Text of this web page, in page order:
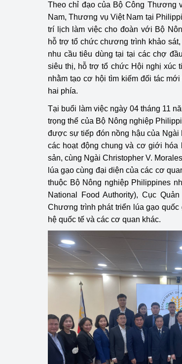
Bản tin
Phát
Phát
Tổ chức
Tái cơ
Quản lý
Sử dụng
hiệu quả
Khoa
tạo
Bảo vệ
Bảo vệ
Doanh
Xúc tiến
Thị
Thị
Theo chỉ đạo của Bộ Công Thương
Nam, Thương vụ Việt Nam tại
trí lịch làm việc cho đoàn với Bộ
hỗ trợ tổ chức chương trình khảo
nhu cầu tiêu dùng tại tại các chợ
siêu thị, hỗ trợ tổ chức Hội nghị xúc
nhằm tạo cơ hội tìm kiếm đối tác
hai phía.
Tại buổi làm việc ngày 04 tháng 11
trọng thể của Bộ Nông nghiệp
được sự tiếp đón nồng hậu của Ngài
các hoạt động chung và cơ giới hóa
sản, cùng Ngài Christopher V.
lúa gạo cùng đại diện của các cơ
thuộc Bộ Nông nghiệp Philippines
National Food Authority), Cục
Chương trình phát triển lúa gạo
hệ quốc tế và các cơ quan khác.